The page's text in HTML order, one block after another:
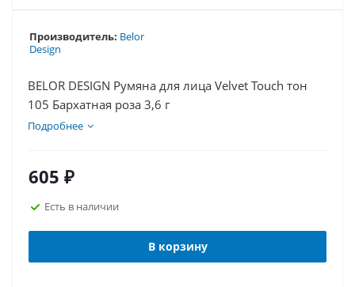
Производитель: Belor
Design
BELOR DESIGN Румяна для лица Velvet Touch тон
105 Бархатная роза 3,6 г
Подробнее
605 ₽
Есть в наличии
В корзину